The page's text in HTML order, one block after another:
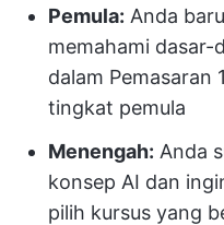
Pemula: Anda
memahami
dalam Pemasaran
tingkat pemula
Menengah: Anda
konsep AI dan
pilih kursus yang